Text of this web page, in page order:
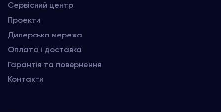
Сервісний центр
Проекти
Дилерська мережа
Оплата і доставка
Гарантія та повернення
Контакти